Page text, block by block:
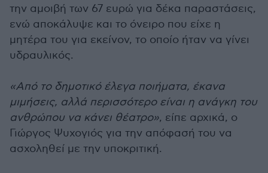
την αμοιβή των 67 ευρώ για δέκα παραστάσεις,
ενώ αποκάλυψε και το όνειρο που είχε η
μητέρα του για εκείνον, το οποίο ήταν να γίνει
υδραυλικός.
«Από το δημοτικό έλεγα ποιήματα, έκανα
μιμήσεις, αλλά περισσότερο είναι η ανάγκη του
ανθρώπου να κάνει θέατρο», είπε αρχικά, ο
Γιώργος Ψυχογιός για την απόφασή του να
ασχοληθεί με την υποκριτική.